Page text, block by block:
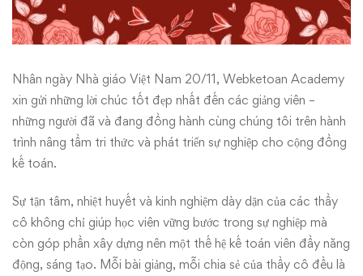
Nhân ngày Nhà giáo Việt Nam 20/11, Webketoan Academy
xin gửi những lời chúc tốt đẹp nhất đến các giảng viên –
những người đã và đang đồng hành cùng chúng tôi trên hành
trình nâng tầm tri thức và phát triển sự nghiệp cho cộng đồng
kế toán.
Sự tận tâm, nhiệt huyết và kinh nghiệm dày dặn của các thầy
cô không chỉ giúp học viên vững bước trong sự nghiệp mà
còn góp phần xây dựng nên một thế hệ kế toán viên đầy năng
động, sáng tạo. Mỗi bài giảng, mỗi chia sẻ của thầy cô đều là